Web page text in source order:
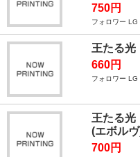
750円
フォロワー LG
王たる光
660円
フォロワー LG
王たる光
(エボル
700円